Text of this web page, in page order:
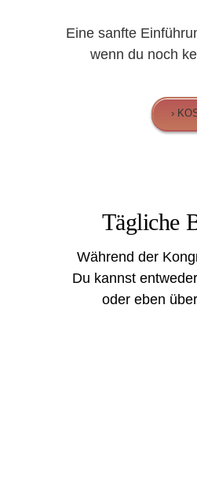
Eine sanfte
wenn du noch
›
Tägliche
Während der
Du kannst entweder
oder eben